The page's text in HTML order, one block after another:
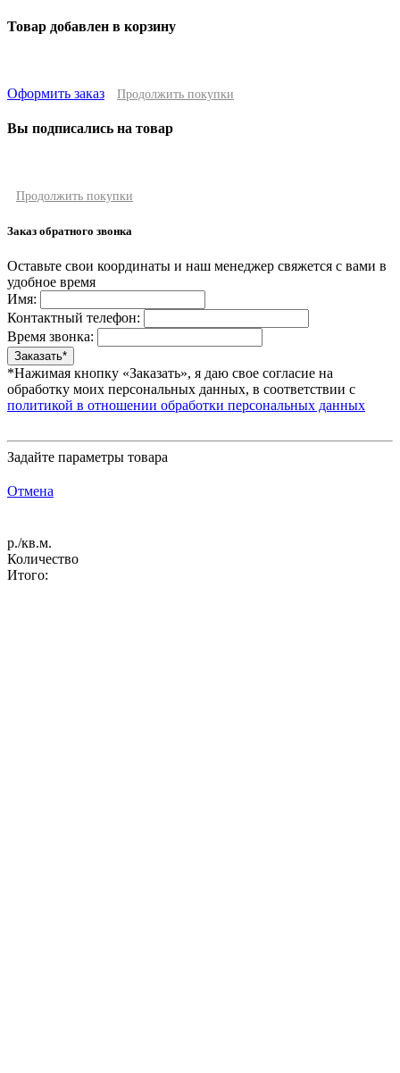
Товар добавлен в корзину
Оформить заказ Продолжить покупки
Вы подписались на товар
Продолжить покупки
Заказ обратного звонка
Оставьте свои координаты и наш менеджер свяжется с вами в
удобное время
Имя:
Контактный телефон:
Время звонка:
*Нажимая кнопку «Заказать», я даю свое согласие на
обработку моих персональных данных, в соответствии с
политикой в отношении обработки персональных данных
Задайте параметры товара
Отмена
р./кв.м.
Количество
Итого: